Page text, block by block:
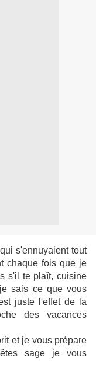
s'ennuyaient tout
chaque fois que je
s'il te plaît, cuisine
sais ce que vous
juste l'effet de la
des vacances
et je vous prépare
sage je vous